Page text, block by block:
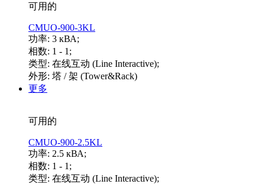
可用的
CMUO-900-3KL
功率: 3 кВА;
相数: 1 - 1;
类型: 在线互动 (Line Interactive);
外形: 塔 / 架 (Tower&Rack)
更多
可用的
CMUO-900-2.5KL
功率: 2.5 кВА;
相数: 1 - 1;
类型: 在线互动 (Line Interactive);